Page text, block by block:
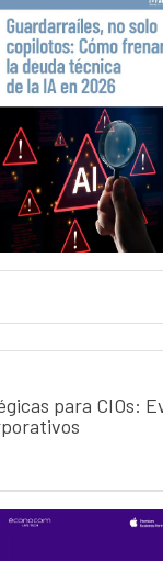
para CIOs: